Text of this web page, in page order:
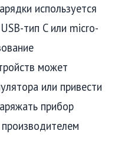
используется
тип C или micro-
может
или привести
прибор